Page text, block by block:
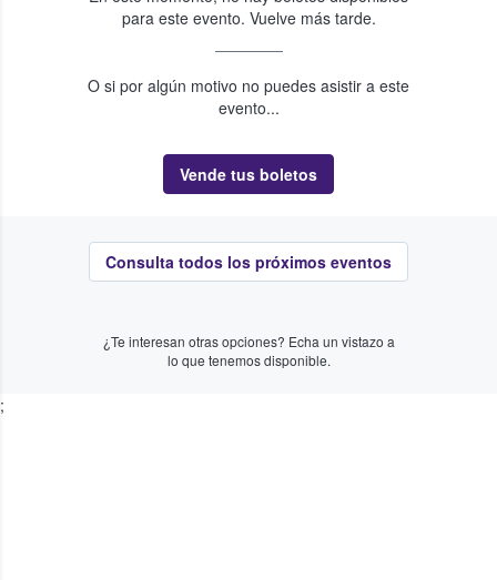
para este evento. Vuelve más tarde.
O si por algún motivo no puedes asistir a este
evento...
Vende tus boletos
Consulta todos los próximos eventos
¿Te interesan otras opciones? Echa un vistazo a
lo que tenemos disponible.
;